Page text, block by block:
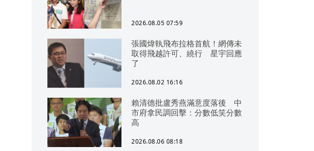
2026.08.05 07:59
張國煒執飛布拉格首航！網傳未
取得飛越許可、繞行 星宇回應
了
2026.08.02 16:16
賴清德批盧秀燕滿意度落後 中
市府拿民調回擊：分數低笑分數
高
2026.08.06 08:18